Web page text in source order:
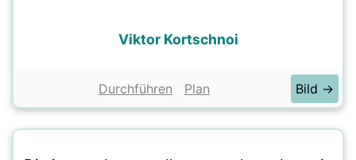
Viktor Kortschnoi
Durchführen Plan Bild →